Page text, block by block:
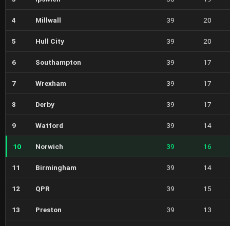
4 Millwall 39 20
5 Hull City 39 20
6 Southampton 39 17
7 Wrexham 39 17
8 Derby 39 17
9 Watford 39 14
10 Norwich 39 16
11 Birmingham 39 14
12 QPR 39 15
13 Preston 39 13